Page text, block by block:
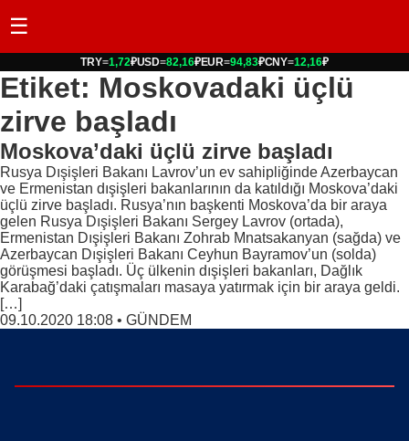
☰
TRY=1,72₽USD=82,16₽EUR=94,83₽CNY=12,16₽
Etiket: Moskovadaki üçlü
zirve başladı
Moskova’daki üçlü zirve başladı
Rusya Dışişleri Bakanı Lavrov’un ev sahipliğinde Azerbaycan
ve Ermenistan dışişleri bakanlarının da katıldığı Moskova’daki
üçlü zirve başladı. Rusya’nın başkenti Moskova’da bir araya
gelen Rusya Dışişleri Bakanı Sergey Lavrov (ortada),
Ermenistan Dışişleri Bakanı Zohrab Mnatsakanyan (sağda) ve
Azerbaycan Dışişleri Bakanı Ceyhun Bayramov’un (solda)
görüşmesi başladı. Üç ülkenin dışişleri bakanları, Dağlık
Karabağ’daki çatışmaları masaya yatırmak için bir araya geldi.
[…]
09.10.2020 18:08 • GÜNDEM